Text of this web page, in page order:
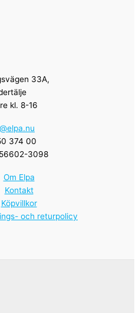
33A,
kl. 8-16
374 00
3098
Om Elpa
Kontakt
Köpvillkor
och returpolicy